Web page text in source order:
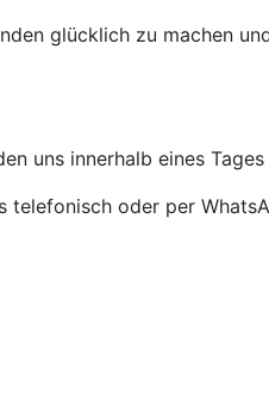
glücklich zu machen
uns innerhalb eines
telefonisch oder per